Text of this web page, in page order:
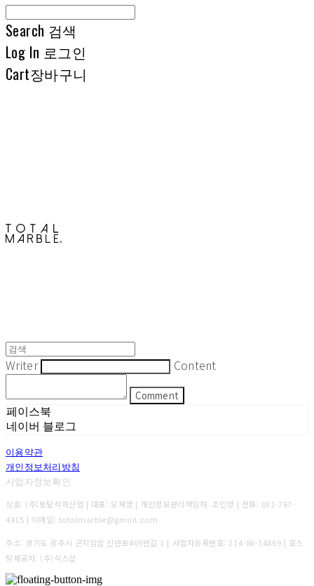
Search 검색
Log In 로그인
Cart장바구니
Writer Content
Comment
페이스북
네이버 블로그
이용약관
개인정보처리방침
사업자정보확인
상호: (주)토탈석재산업 | 대표: 오재영 | 개인정보관리책임자: 조인영 | 전화: 031-767-
4415 | 이메일: totalmarble@gmail.com
주소: 경기도 광주시 곤지암읍 신만로409번길 1 | 사업자등록번호:214-86-34869 | 호스
팅제공자: (주)식스샵